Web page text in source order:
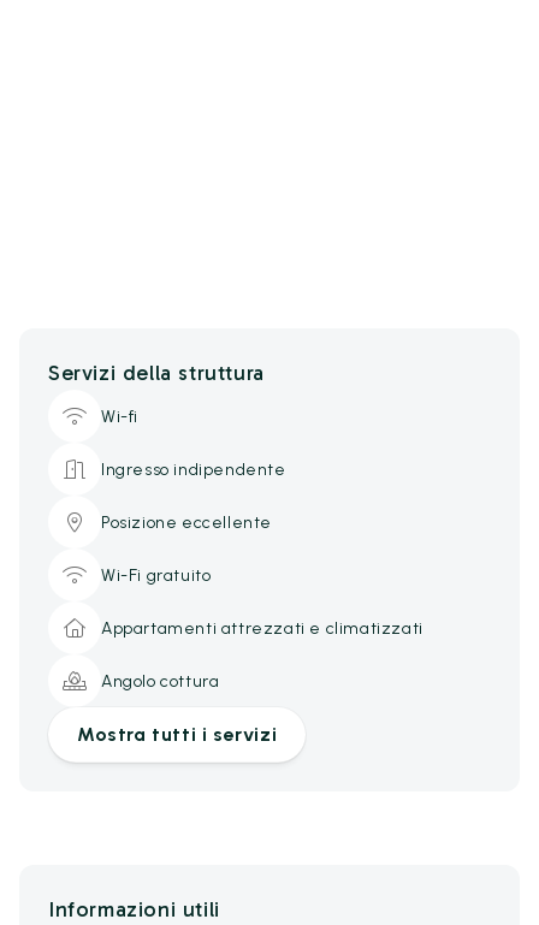
Servizi della struttura
Wi-fi
Ingresso indipendente
Posizione eccellente
Wi-Fi gratuito
Appartamenti attrezzati e climatizzati
Angolo cottura
Mostra tutti i servizi
Informazioni utili